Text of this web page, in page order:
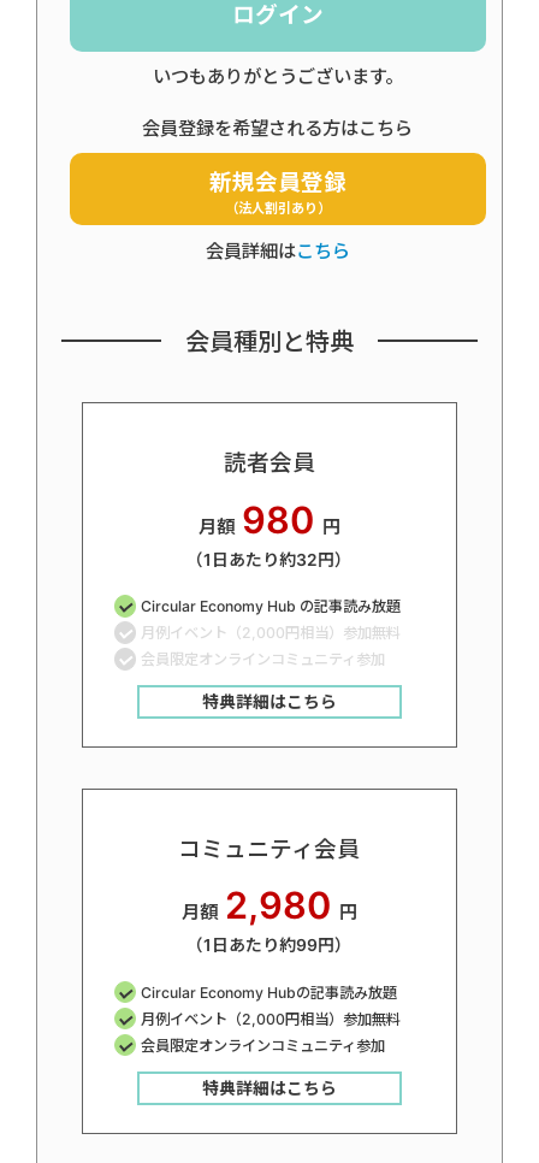
ログイン
いつもありがとうございます。
会員登録を希望される方はこちら
新規会員登録
（法人割引あり）
会員詳細はこちら
会員種別と特典
読者会員
月額 980 円
（1日あたり約32円）
Circular Economy Hub の記事読み放題
月例イベント（2,000円相当）参加無料
会員限定オンラインコミュニティ参加
特典詳細はこちら
コミュニティ会員
月額 2,980 円
（1日あたり約99円）
Circular Economy Hubの記事読み放題
月例イベント（2,000円相当）参加無料
会員限定オンラインコミュニティ参加
特典詳細はこちら